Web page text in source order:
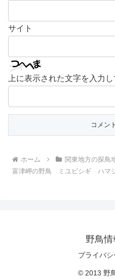
サイト
上に表示された文字を入力し
ホーム 関東地方の探鳥
富津岬の野鳥 ミユビシギ ハ
野鳥
プライバ
© 2013 野